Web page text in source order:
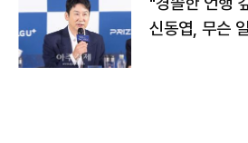
신동엽, 무슨